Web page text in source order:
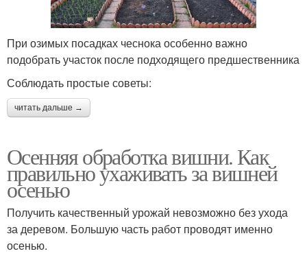
При озимых посадках чеснока особенно важно
подобрать участок после подходящего предшественника
Соблюдать простые советы:
читать дальше →
Осенняя обработка вишни. Как
правильно ухаживать за вишней
осенью
Получить качественный урожай невозможно без ухода
за деревом. Большую часть работ проводят именно
осенью.